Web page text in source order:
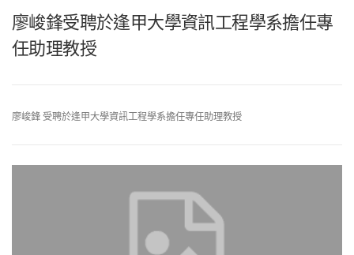
廖峻鋒受聘於逢甲大學資訊工程學系擔任專
任助理教授
廖峻鋒 受聘於逢甲大學資訊工程學系擔任專任助理教授